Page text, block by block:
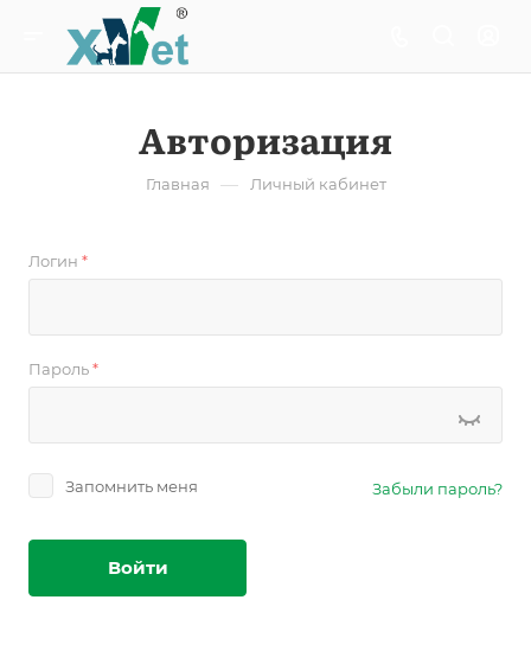
Авторизация
Главная — Личный кабинет
Логин *
Пароль*
Запомнить меня Забыли пароль?
Войти